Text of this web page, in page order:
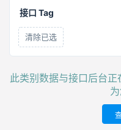
接口 Tag
清除已选
此类别数据与接口后台